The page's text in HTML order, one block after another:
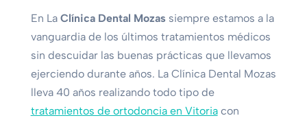
En La Clínica Dental Mozassiempre estamos a la
vanguardia de los últimos tratamientos médicos
sin descuidar las buenas prácticas que llevamos
ejerciendo durante años. La Clínica Dental Mozas
lleva 40 años realizando todo tipo de
tratamientos de ortodoncia en Vitoriacon